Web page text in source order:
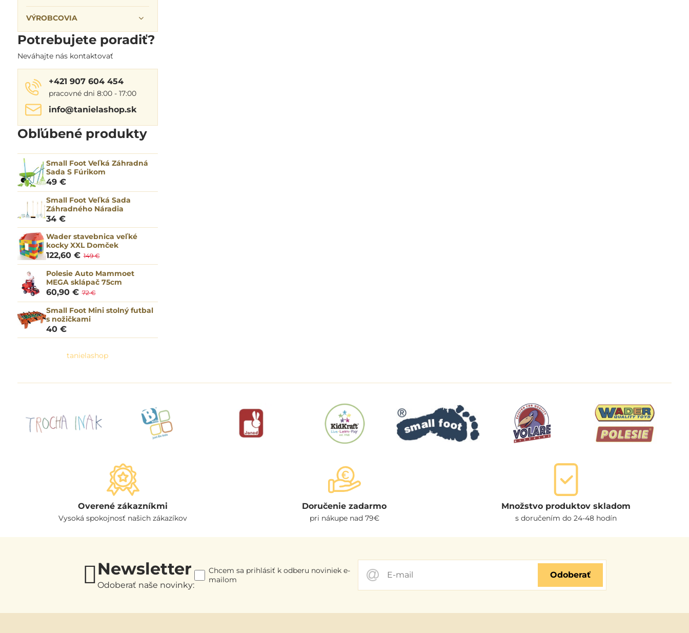
VÝROBCOVIA
Potrebujete poradiť?
Neváhajte nás kontaktovať
+421 907 604 454
pracovné dni 8:00 - 17:00
info​@tanielashop​.sk
Obľúbené produkty
Small Foot Veľká Záhradná
Sada S Fúrikom
49 €
Small Foot Veľká Sada
Záhradného Náradia
34 €
Wader stavebnica veľké
kocky XXL Domček
122,60 € 149 €
Polesie Auto Mammoet
MEGA sklápač 75cm
60,90 € 72 €
Small Foot Mini stolný futbal
s nožičkami
40 €
tanielashop
Overené zákazníkmi
Vysoká spokojnosť našich zákazíkov
Doručenie zadarmo
pri nákupe nad 79€
Množstvo produktov skladom
s doručením do 24-48 hodín
Newsletter
Odoberať naše novinky:
Odoberať
Chcem sa prihlásiť k odberu noviniek e-
mailom